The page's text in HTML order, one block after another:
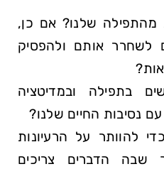
מהתפילה שלנו? אם כן,
לשחרר אותם ולהפסיק
בתפילה ובמדיטציה
נסיבות החיים שלנו?
להוותר על הרעיונות
שבה הדברים צריכים